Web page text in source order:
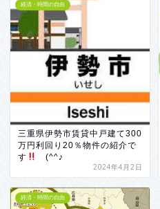
経済・時間の自由
三重県伊勢市賃貸中戸建て300
万円利回り20％物件の紹介で
す
(^^♪
2024年4月2日
経済・時間の自由